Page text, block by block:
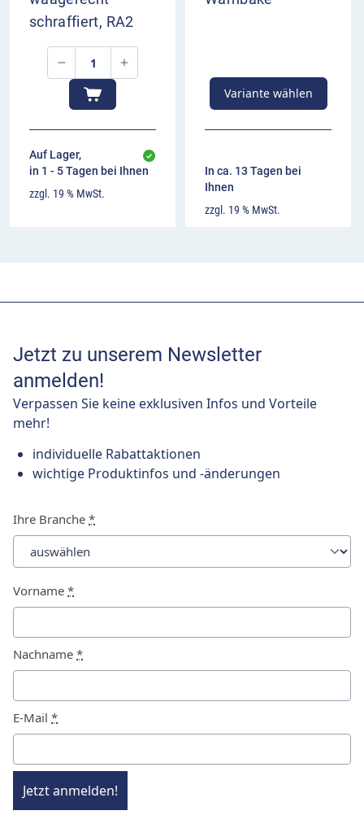
schraffiert, RA2
Auf Lager,
in 1 - 5 Tagen bei Ihnen
zzgl. 19 % MwSt.
Variante wählen
In ca. 13 Tagen bei
Ihnen
zzgl. 19 % MwSt.
Jetzt zu unserem Newsletter
anmelden!
Verpassen Sie keine exklusiven Infos und Vorteile
mehr!
individuelle Rabattaktionen
wichtige Produktinfos und -änderungen
Ihre Branche *
Vorname *
Nachname *
E-Mail *
Jetzt anmelden!